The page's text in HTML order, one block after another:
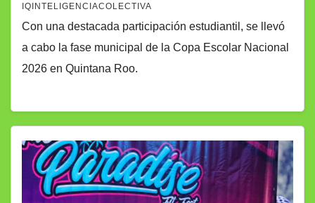
IQINTELIGENCIACOLECTIVA
Con una destacada participación estudiantil, se llevó
a cabo la fase municipal de la Copa Escolar Nacional
2026 en Quintana Roo.